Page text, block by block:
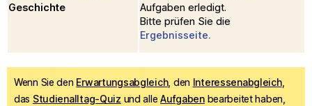
Geschichte
Aufgaben erledigt.
Bitte prüfen Sie die
Ergebnisseite.
Wenn Sie den Erwartungsabgleich, den Interessenabgleich,
das Studienalltag-Quiz und alleAufgabenbearbeitet haben,